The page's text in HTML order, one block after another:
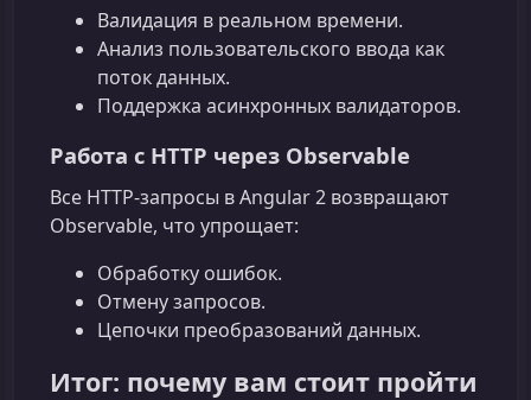
Валидация в реальном времени.
Анализ пользовательского ввода как
поток данных.
Поддержка асинхронных валидаторов.
Работа с HTTP через Observable
Все HTTP-запросы в Angular 2 возвращают
Observable, что упрощает:
Обработку ошибок.
Отмену запросов.
Цепочки преобразований данных.
Итог: почему вам стоит пройти